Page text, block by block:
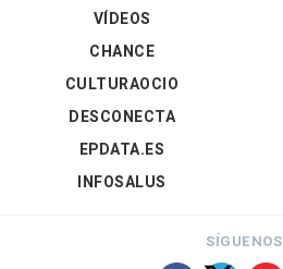
VÍDEOS
CHANCE
CULTURAOCIO
DESCONECTA
EPDATA.ES
INFOSALUS
SÍGUENOS